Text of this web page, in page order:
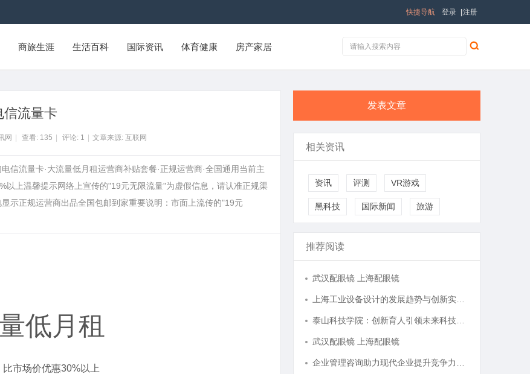
登录 注册
快捷导航
商旅生涯 生活百科 国际资讯 体育健康 房产家居
信流量卡
网 查看: 135 评论: 1 文章来源: 互联网
信流量卡·大流量低月租运营商补贴套餐·正规运营商·全国通用当前主
上温馨提示网络上宣传的"19元无限流量"为虚假信息，请认准正规渠
示正规运营商出品全国包邮到家重要说明：市面上流传的"19元
低月租
市场价优惠30%以上
发表文章
相关资讯
资讯 评测 VR游戏
黑科技 国际新闻 旅游
推荐阅读
武汉配眼镜 上海配眼镜
武汉配眼镜 上海配眼镜